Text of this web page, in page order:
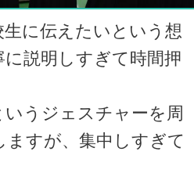
に伝えたいという想
説明しすぎて時間押
いうジェスチャーを周
ますが、集中しすぎて